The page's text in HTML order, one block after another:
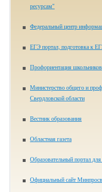
ресурсам"
Федеральный центр
ЕГЭ портал, подготовка к
Профориентация школьников
Министерство общего и
Свердловской области
Вестник образования
Областная газета
Образовательный портал
Официальный сайт